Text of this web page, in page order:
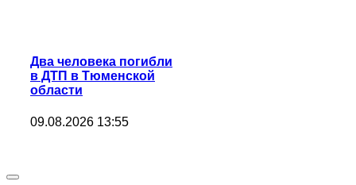
Два человека погибли
в ДТП в Тюменской
области
09.08.2026 13:55